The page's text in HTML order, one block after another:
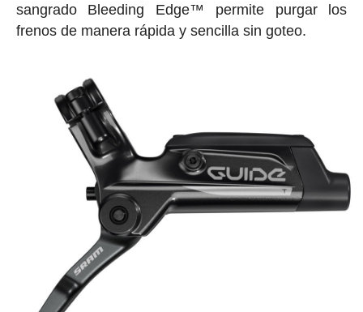
sangrado Bleeding Edge™ permite purgar los
frenos de manera rápida y sencilla sin goteo.